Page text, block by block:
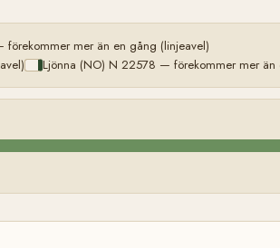
förekommer mer än en gång (linjeavel)
Ljönna (NO) N 22578 — förekommer mer än